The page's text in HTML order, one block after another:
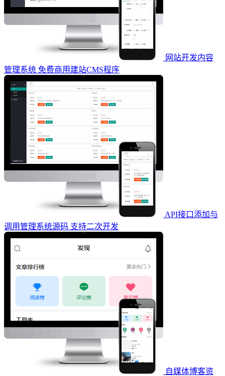
网站开发内容
管理系统 免费商用建站CMS程序
API接口添加与
调用管理系统源码 支持二次开发
自媒体博客资